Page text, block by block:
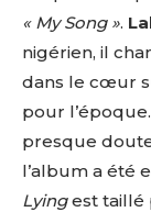
« My Song ».
nigérien, il
dans le cœur
pour
presque
l’album a été
Lyingest taillé